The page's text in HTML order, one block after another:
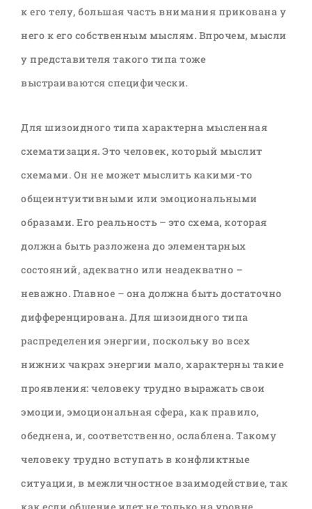
к его телу, большая часть внимания прикована у
него к его собственным мыслям. Впрочем, мысли
у представителя такого типа тоже
выстраиваются специфически.
Для шизоидного типа характерна мысленная
схематизация. Это человек, который мыслит
схемами. Он не может мыслить какими-то
общеинтуитивными или эмоциональными
образами. Его реальность – это схема, которая
должна быть разложена до элементарных
состояний, адекватно или неадекватно –
неважно. Главное – она должна быть достаточно
дифференцирована. Для шизоидного типа
распределения энергии, поскольку во всех
нижних чакрах энергии мало, характерны такие
проявления: человеку трудно выражать свои
эмоции, эмоциональная сфера, как правило,
обеднена, и, соответственно, ослаблена. Такому
человеку трудно вступать в конфликтные
ситуации, в межличностное взаимодействие, так